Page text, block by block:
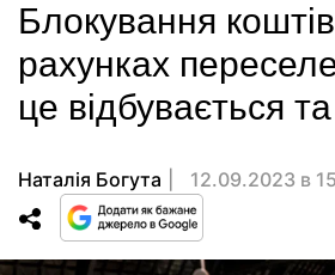
Блокування
рахунках
це відбувається
Наталія Богута 12.09.2023 в